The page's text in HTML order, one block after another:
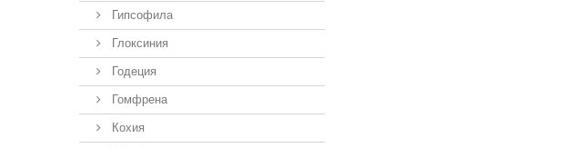
Гипсофила
Глоксиния
Годеция
Гомфрена
Кохия